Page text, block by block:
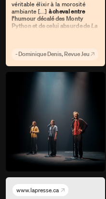
véritable élixir à la morosité
ambiante [...] à cheval entre
l’humour décalé des Monty
Python et de celui absurde deLa
- Dominique Denis, Revue Jeu
www.lapresse.ca